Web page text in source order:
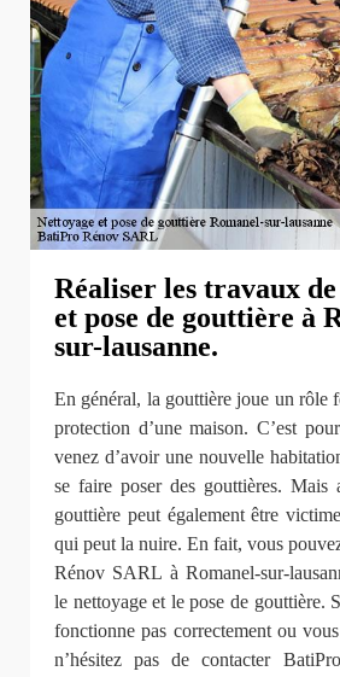
Réaliser les travaux
et pose de gouttière à
sur-lausanne.
En général, la gouttière joue un rôle
protection d’une maison. C’est
venez d’avoir une nouvelle
se faire poser des gouttières.
gouttière peut également être
qui peut la nuire. En fait, vous
Rénov SARL à Romanel-sur-
le nettoyage et le pose de gouttière.
fonctionne pas correctement ou
n’hésitez pas de contacter